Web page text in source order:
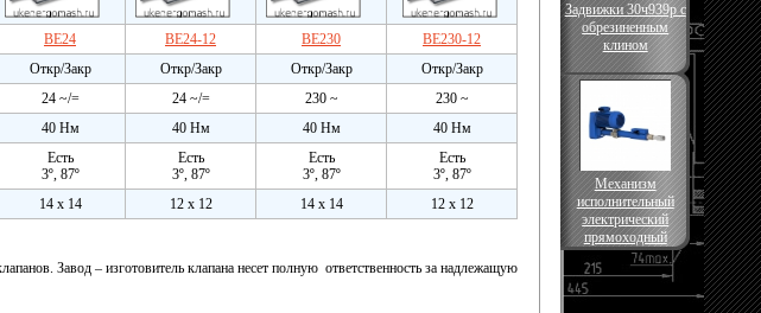
BE24 BE24-12 BE230
BE230-12
Откр/Закр Откр/Закр Откр/Закр
Откр/Закр
24 ~/= 24 ~/= 230 ~
230 ~
40 Нм 40 Нм 40 Нм
40 Нм
Есть
3º, 87º
Есть
3º, 87º
Есть
3º, 87º
Есть
3º, 87º
14 х 14 12 х 12 14 х 14 12 х 12
Завод – изготовитель клапана несет полную ответственность за надлежащую
Задвижки 30ч939р с
обрезиненным
клином
Механизм
исполнительный
электрический
прямоходный